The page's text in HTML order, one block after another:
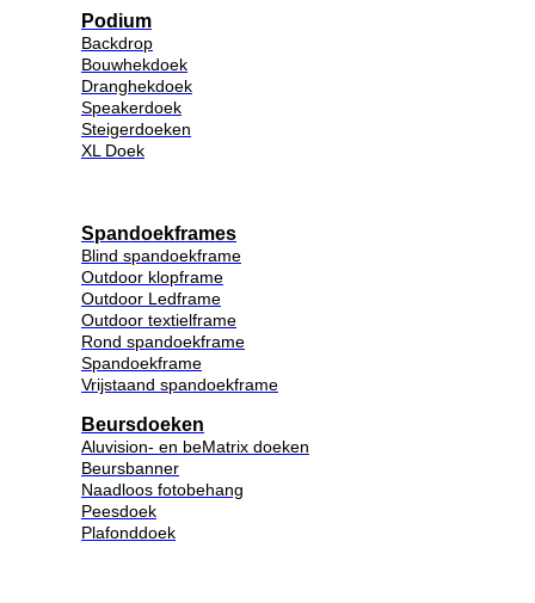
Podium
Backdrop
Bouwhekdoek
Dranghekdoek
Speakerdoek
Steigerdoeken
XL Doek
Spandoekframes
Blind spandoekframe
Outdoor klopframe
Outdoor Ledframe
Outdoor textielframe
Rond spandoekframe
Spandoekframe
Vrijstaand spandoekframe
Beursdoeken
Aluvision- en beMatrix doeken
Beursbanner
Naadloos fotobehang
Peesdoek
Plafonddoek